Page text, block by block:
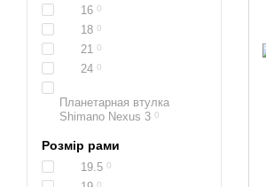
16 0
18 0
21 0
24 0
Планетарная втулка
Shimano Nexus 3 0
Розмір рами
19.5 0
0